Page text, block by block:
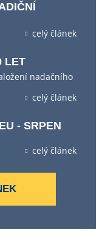
celý článek
LET
nadačního
celý článek
- SRPEN
celý článek